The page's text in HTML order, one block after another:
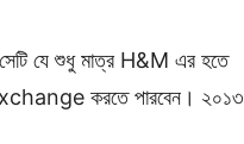
যে শুধু মাত্র H&M এর হতে
exchange করতে পারবেন। ২০১৩